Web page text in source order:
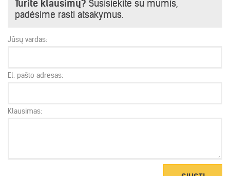
Turite klausimų? Susisiekite su mumis,
padėsime rasti atsakymus.
Jūsų vardas:
El. pašto adresas:
Klausimas: